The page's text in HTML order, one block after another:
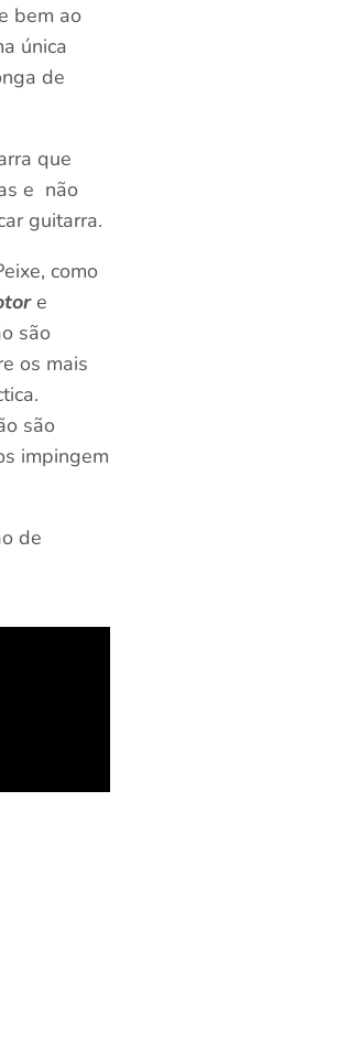
bem ao
única
de
que
e não
guitarra.
como
e
são
os mais
são
impingem
de